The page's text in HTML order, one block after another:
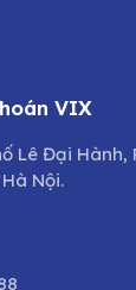
VIX
Lê Đại Hành,
Nội.